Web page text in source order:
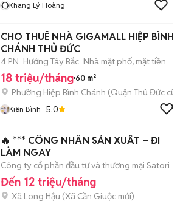
Khang Lý Hoàng
CHO THUÊ NHÀ GIGAMALL HIỆP BÌNH
CHÁNH THỦ ĐỨC
4 PN Hướng Tây Bắc Nhà mặt phố, mặt tiền
18 triệu/tháng 60 m²
Phường Hiệp Bình Chánh (Quận Thủ Đức cũ)
Kiên Bình 5.0
🔥 *** CÔNG NHÂN SẢN XUẤT – ĐI
LÀM NGAY
Công ty cổ phần đầu tư và thương mại Satori
Đến 12 triệu/tháng
Xã Long Hậu (Xã Cần Giuộc mới)